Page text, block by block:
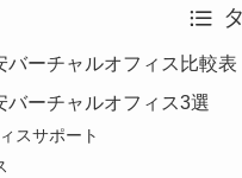
バーチャルオフィス比較表
バーチャルオフィス3選
スサポート